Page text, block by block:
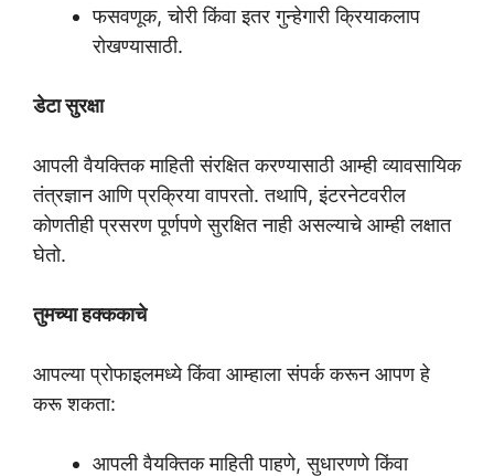
फसवणूक, चोरी किंवा इतर गुन्हेगारी क्रियाकलाप
रोखण्यासाठी.
डेटा सुरक्षा
आपली वैयक्तिक माहिती संरक्षित करण्यासाठी आम्ही व्यावसायिक
तंत्रज्ञान आणि प्रक्रिया वापरतो. तथापि, इंटरनेटवरील
कोणतीही प्रसरण पूर्णपणे सुरक्षित नाही असल्याचे आम्ही लक्षात
घेतो.
तुमच्या हक्ककाचे
आपल्या प्रोफाइलमध्ये किंवा आम्हाला संपर्क करून आपण हे
करू शकता:
आपली वैयक्तिक माहिती पाहणे, सुधारणणे किंवा